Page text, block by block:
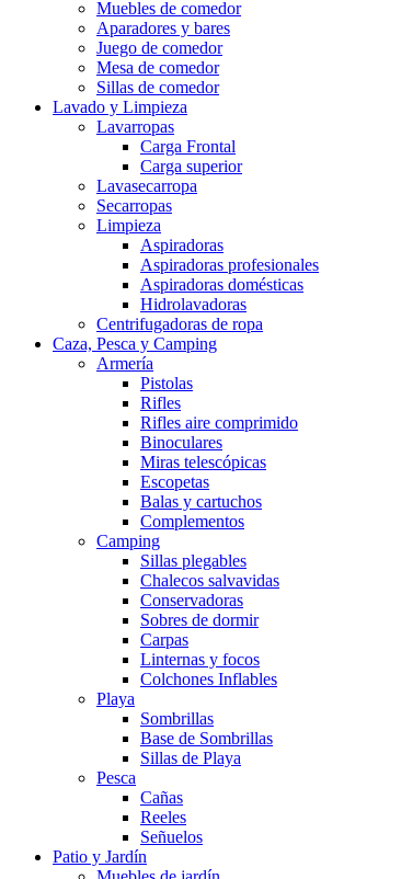
Muebles de comedor
Aparadores y bares
Juego de comedor
Mesa de comedor
Sillas de comedor
Lavado y Limpieza
Lavarropas
Carga Frontal
Carga superior
Lavasecarropa
Secarropas
Limpieza
Aspiradoras
Aspiradoras profesionales
Aspiradoras domésticas
Hidrolavadoras
Centrifugadoras de ropa
Caza, Pesca y Camping
Armería
Pistolas
Rifles
Rifles aire comprimido
Binoculares
Miras telescópicas
Escopetas
Balas y cartuchos
Complementos
Camping
Sillas plegables
Chalecos salvavidas
Conservadoras
Sobres de dormir
Carpas
Linternas y focos
Colchones Inflables
Playa
Sombrillas
Base de Sombrillas
Sillas de Playa
Pesca
Cañas
Reeles
Señuelos
Patio y Jardín